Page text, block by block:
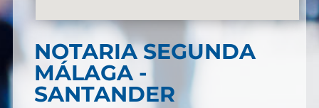
NOTARIA SEGUNDA
MÁLAGA -
SANTANDER